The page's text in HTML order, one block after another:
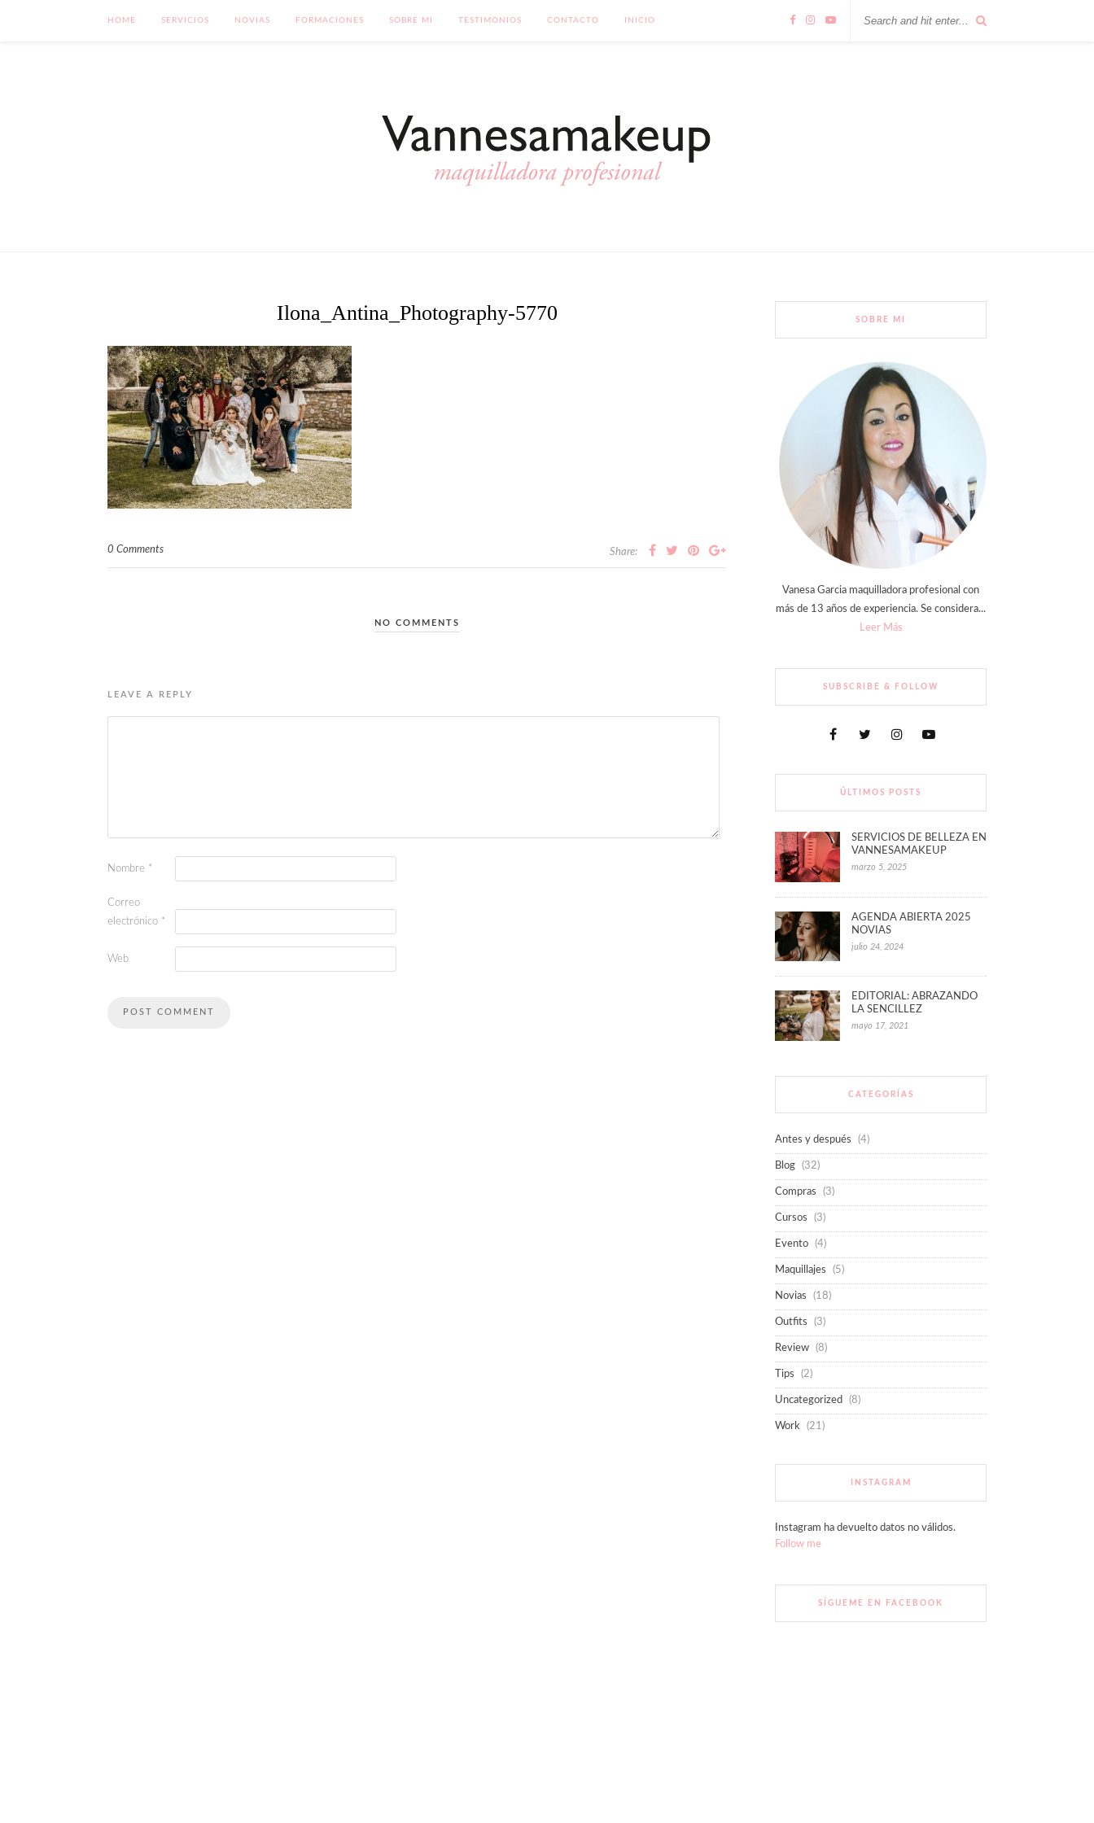
HOME SERVICIOS NOVIAS FORMACIONES SOBRE MI TESTIMONIOS CONTACTO INICIO
Ilona_Antina_Photography-5770
0 Comments Share:
NO COMMENTS
LEAVE A REPLY
Nombre *
Correo
electrónico *
Web
SOBRE MI
Vanesa Garcia maquilladora profesional con
más de 13 años de experiencia. Se considera...
Leer Más
SUBSCRIBE & FOLLOW
ÚLTIMOS POSTS
SERVICIOS DE BELLEZA EN
VANNESAMAKEUP
marzo 5, 2025
AGENDA ABIERTA 2025
NOVIAS
julio 24, 2024
EDITORIAL: ABRAZANDO
LA SENCILLEZ
mayo 17, 2021
CATEGORÍAS
Antes y después (4)
Blog (32)
Compras (3)
Cursos (3)
Evento (4)
Maquillajes (5)
Novias (18)
Outfits (3)
Review (8)
Tips (2)
Uncategorized (8)
Work (21)
INSTAGRAM
Instagram ha devuelto datos no válidos.
Follow me
SÍGUEME EN FACEBOOK